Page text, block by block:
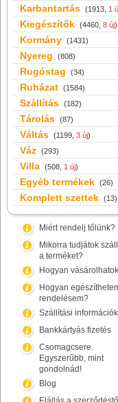
Karbantartás (1913, 1
Kiegészítők (4460, 8 új)
Kormány (1431)
Nyereg (808)
Rugóstag (34)
Ruházat (1584)
Szállítás (182)
Tárolás (87)
Váltás (1199, 3 új)
Váz (293)
Villa (508, 1 új)
Egyéb termékek (26)
Komplett szettek (13)
Miért rendelj tőlünk?
Mikorra tudjátok
a terméket?
Hogyan
Hogyan
rendelésem?
Szállítási információk
Bankkártyás fizetés
Csomagcsere.
Egyszerűbb, mint
gondolnád!
Blog